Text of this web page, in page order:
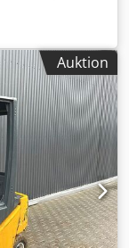
DETAILS
Roboterarm:
YRC1000
3
15 A Max.
2,5
Aozmwafsb
Roboterarm
Auktion